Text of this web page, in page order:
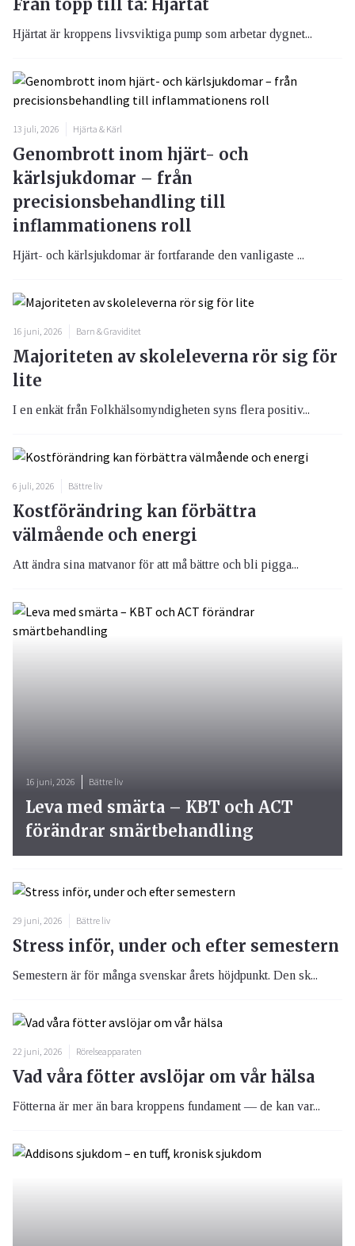
Från topp till tå: Hjärtat
Hjärtat är kroppens livsviktiga pump som arbetar dygnet...
13 juli, 2026 Hjärta & Kärl
Genombrott inom hjärt- och
kärlsjukdomar – från
precisionsbehandling till
inflammationens roll
Hjärt- och kärlsjukdomar är fortfarande den vanligaste ...
16 juni, 2026 Barn & Graviditet
Majoriteten av skoleleverna rör sig för
lite
I en enkät från Folkhälsomyndigheten syns flera positiv...
6 juli, 2026 Bättre liv
Kostförändring kan förbättra
välmående och energi
Att ändra sina matvanor för att må bättre och bli pigga...
29 juni, 2026 Bättre liv
Stress inför, under och efter semestern
Semestern är för många svenskar årets höjdpunkt. Den sk...
22 juni, 2026 Rörelseapparaten
Vad våra fötter avslöjar om vår hälsa
Fötterna är mer än bara kroppens fundament — de kan var...
16 juni, 2026 Bättre liv
Leva med smärta – KBT och ACT
förändrar smärtbehandling